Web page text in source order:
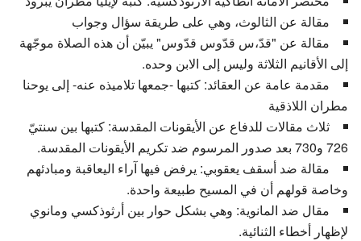
مقالة عن الثالوث، وهي على طريقة سؤال وجواب
مقالة عن "قدّ،س قدّوس قدّوس" يبيّن أن هذه الصلاة موجّهة
إلى الأقانيم الثلاثة وليس إلى الابن وحده.
مقدمة عامة عن العقائد: كتبها -جمعها تلاميذه عنه- إلى يوحنا
مطران اللاذقية
ثلاث مقالات للدفاع عن الأيقونات المقدسة: كتبها بين سنتيّ
726 و730 بعد صدور المرسوم ضد تكريم الأيقونات المقدسة.
مقالة ضد أسقف يعقوبي: يرفض فيها آراء اليعاقبة ومبادئهم
وخاصة قولهم أن في المسيح طبيعة واحدة.
مقال ضد المانوية: وهي بشكل حوار بين أرثوذكسي ومانوي
لإظهار أخطاء الثنائية.